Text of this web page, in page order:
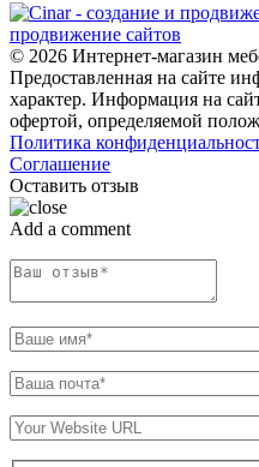
продвижение сайтов
© 2026 Интернет-магазин
Предоставленная на сайте
характер. Информация на
офертой, определяемой
Политика
Соглашение
Оставить отзыв
Add a comment